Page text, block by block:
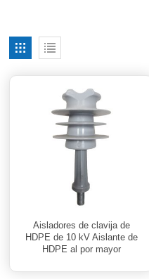
Aisladores de clavija de
HDPE de 10 kV Aislante de
HDPE al por mayor